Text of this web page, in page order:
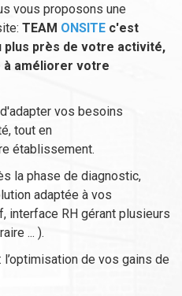
vous proposons une
TEAM ONSITE c'est
près de votre activité,
à améliorer votre
vos besoins
tout en
établissement.
la phase de diagnostic,
adaptée à vos
interface RH gérant plusieurs
... ).
: l’optimisation de vos gains de